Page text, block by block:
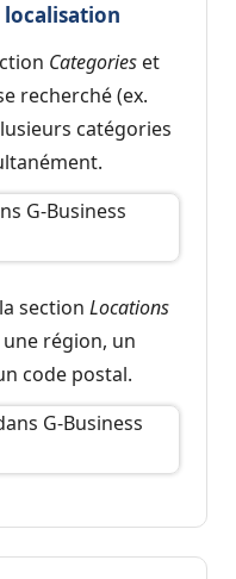
localisation
Categories et
recherché (ex.
catégories
section Locations
région, un
code postal.